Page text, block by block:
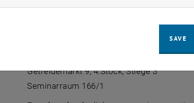
gebeten.
Getreidemarkt 9, 4.Stock, Stiege 3
Seminarraum 166/1
SAVE